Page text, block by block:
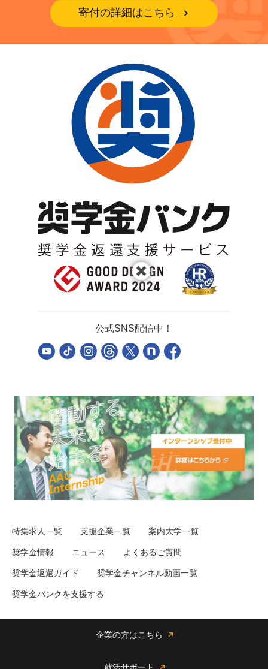
寄付の詳細はこちら
公式SNS配信中！
特集求人一覧 支援企業一覧 案内大学一覧
奨学金情報 ニュース よくあるご質問
奨学金返還ガイド 奨学金チャンネル動画一覧
奨学金バンクを支援する
企業の方はこちら
就活サポート